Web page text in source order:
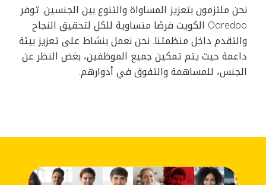
نحن ملتزمون بتعزيز المساواة والتنوع بين الجنسين. توفر
Ooredoo الكويت فرصًا متساوية للكل لتحقيق النجاح
والتقدم داخل منظمتنا. نحن نعمل بنشاط على تعزيز بيئة
داعمة حيث يتم تمكين جميع الموظفين، بغض النظر عن
الجنس، للمساهمة والتفوق في أدوارهم.